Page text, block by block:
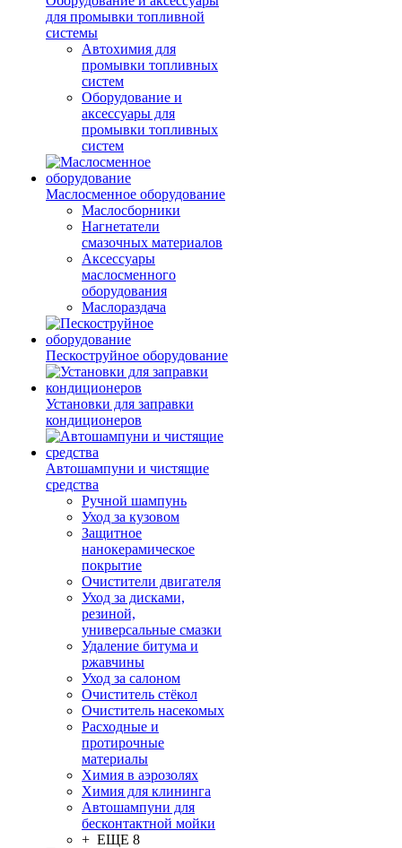
для промывки топливной
системы
Автохимия для
промывки топливных
систем
Оборудование и
аксессуары для
промывки топливных
систем
Маслосменное оборудование
Маслосборники
Нагнетатели
смазочных материалов
Аксессуары
маслосменного
оборудования
Маслораздача
Пескоструйное оборудование
Установки для заправки
кондиционеров
Автошампуни и чистящие
средства
Ручной шампунь
Уход за кузовом
Защитное
нанокерамическое
покрытие
Очистители двигателя
Уход за дисками,
резиной,
универсальные смазки
Удаление битума и
ржавчины
Уход за салоном
Очиститель стёкол
Очиститель насекомых
Расходные и
протирочные
материалы
Химия в аэрозолях
Химия для клининга
Автошампуни для
бесконтактной мойки
+ ЕЩЕ 8